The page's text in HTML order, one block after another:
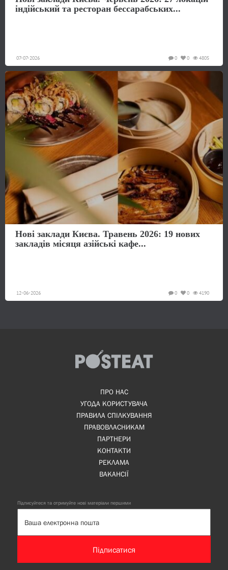
індійський та ресторан бессарабських...
07-07-2026 4805
0
0
Нові заклади Києва. Травень 2026: 19 нових
закладів місяця азійські кафе...
12-06-2026 4190
0
0
ПРО НАС
УГОДА КОРИСТУВАЧА
ПРАВИЛА СПІЛКУВАННЯ
ПРАВОВЛАСНИКАМ
ПАРТНЕРИ
КОНТАКТИ
РЕКЛАМА
ВАКАНСІЇ
Підписуйтеся та отримуйте нові матеріали першими
Підписатися